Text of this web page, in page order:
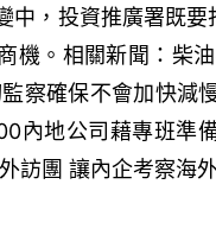
中，投資推廣署既
機。相關新聞：柴
察確保不會加快減
內地公司藉專班準
訪團 讓內企考察海